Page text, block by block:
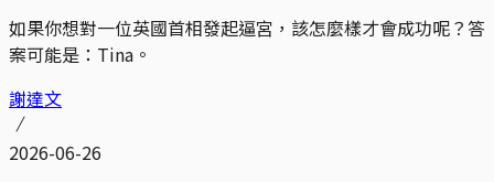
如果你想對一位英國首相發起逼宮，該怎麼樣才會成功呢？答
案可能是：Tina。
謝達文
2026-06-26